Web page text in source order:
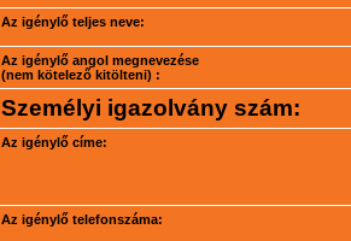
Az igénylő teljes neve:
Az igénylő angol megnevezése
(nem kötelező kitölteni) :
Személyi igazolvány szám:
Az igénylő címe:
Az igénylő telefonszáma: